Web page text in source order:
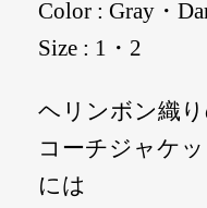
Color : Gray・
Size : 1・2
ヘリンボン織
コーチジャケ
には